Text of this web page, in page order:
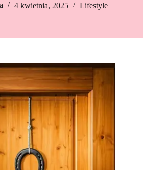
4 kwietnia, 2025 Lifestyle